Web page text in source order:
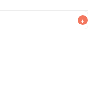
+
るべくお早めにお召